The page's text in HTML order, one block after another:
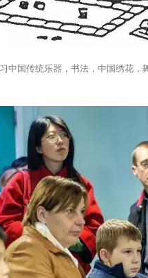
中国传统乐器，书法，中国绣花